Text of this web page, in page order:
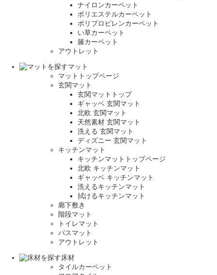
ナイロンカーペット
ポリエステルカーペット
ポリプロピレンカーペット
い草カーペット
籐カーペット
アウトレット
マット
マットトップページ
玄関マット
玄関マットトップ
ギャッベ 玄関マット
北欧 玄関マット
天然素材 玄関マット
洗える 玄関マット
ディズニー 玄関マット
キッチンマット
キッチンマットトップページ
北欧 キッチンマット
ギャッベ キッチンマット
洗えるキッチンマット
拭けるキッチンマット
廊下敷き
階段マット
トイレマット
バスマット
アウトレット
床材
タイルカーペット